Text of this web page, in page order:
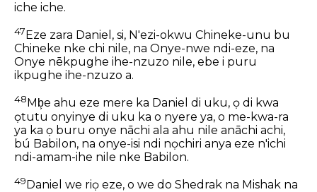
iche iche.
47 Eze zara Daniel, si, N'ezi-okwu Chineke-unu bu
Chineke nke chi nile, na Onye-nwe ndi-eze, na
Onye nēkpughe ihe-nzuzo nile, ebe i puru
ikpughe ihe-nzuzo a.
48 Mb͕e ahu eze mere ka Daniel di uku, ọ di kwa
ọtutu onyinye di uku ka o nyere ya, o me-kwa-ra
ya ka ọ buru onye nāchi ala ahu nile anāchi achi,
bú Babilon, na onye-isi ndi nọchiri anya eze n'ichi
ndi-amam-ihe nile nke Babilon.
49Daniel we riọ eze, o we do Shedrak na Mishak na